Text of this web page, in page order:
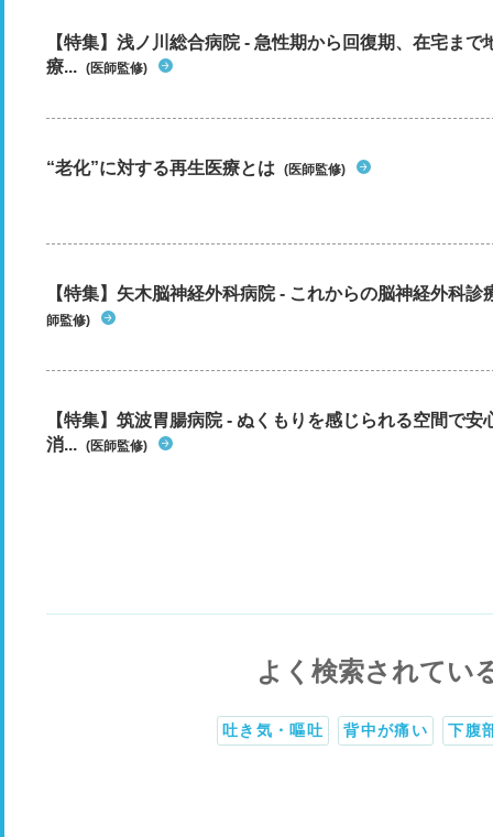
【特集】浅ノ川総合病院 - 急性期から回復期、在宅ま
療... (医師監修)
“老化”に対する再生医療とは (医師監修)
【特集】矢木脳神経外科病院 - これからの脳神経外科
師監修)
【特集】筑波胃腸病院 - ぬくもりを感じられる空間で
消... (医師監修)
よく検索されてい
吐き気・嘔吐 背中が痛い 下腹